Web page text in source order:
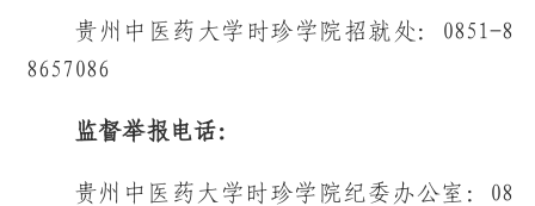
贵州中医药大学时珍学院招就处：0851-8
8657086
监督举报电话：
贵州中医药大学时珍学院纪委办公室：08